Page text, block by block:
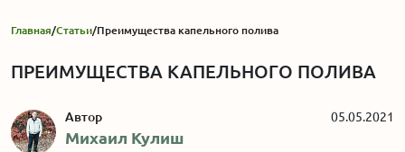
Главная/Статьи/Преимущества капельного полива
ПРЕИМУЩЕСТВА КАПЕЛЬНОГО ПОЛИВА
Автор
Михаил Кулиш
05.05.2021